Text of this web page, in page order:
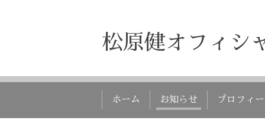
松原健オフィシ
ホーム お知らせ プロフィ